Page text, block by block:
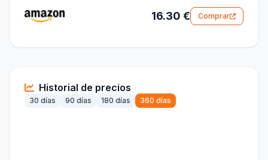
16.30 € Comprar
Historial de precios
30 días 90 días 180 días 360 días